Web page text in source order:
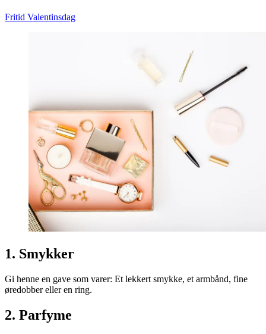
Fritid Valentinsdag
1. Smykker
Gi henne en gave som varer: Et lekkert smykke, et armbånd, fine
øredobber eller en ring.
2. Parfyme